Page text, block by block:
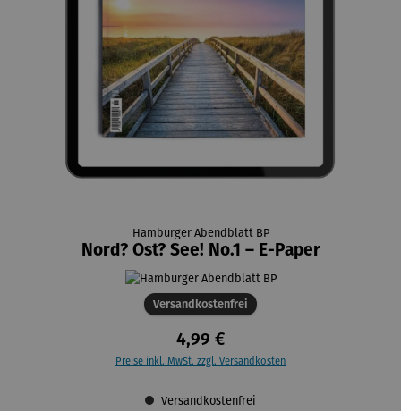
Hamburger Abendblatt BP
Nord? Ost? See! No.1 – E-Paper
Versandkostenfrei
4,99 €
Preise inkl. MwSt. zzgl. Versandkosten
Versandkostenfrei